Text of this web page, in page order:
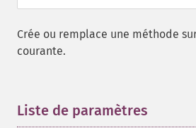
Crée ou remplace une méthode
courante.
Liste de paramètres